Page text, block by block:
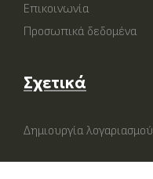
Επικοινωνία
Προσωπικά δεδομένα
Σχετικά
Δημιουργία λογαριασμού